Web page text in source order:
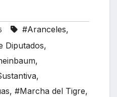
#Aranceles,
Diputados,
,
,
, #Marcha del Tigre,